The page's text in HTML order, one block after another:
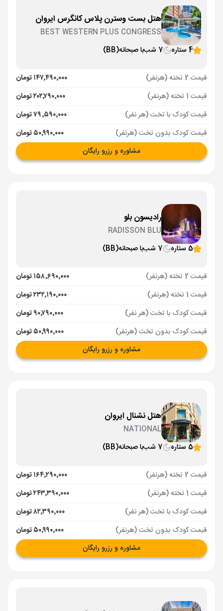
هتل بست وسترن پلاس کانگرس ایروان
BEST WESTERN PLUS CONGRESS
4 ستاره
7 شب با صبحانه(BB)
قیمت 2 تخته (هرنفر)
۱۴۷٬۴۹۰٬۰۰۰ تومان
قیمت 1 تخته (هرنفر)
۲۰۲٬۷۹۰٬۰۰۰ تومان
قیمت کودک با تخت (هر نفر)
۷۹٬۵۹۰٬۰۰۰ تومان
قیمت کودک بدون تخت (هرنفر)
۵۰٬۹۹۰٬۰۰۰ تومان
مشاوره و رزرو رایگان
رادیسون بلو
RADISSON BLU
5 ستاره
7 شب با صبحانه(BB)
قیمت 2 تخته (هرنفر)
۱۵۸٬۶۹۰٬۰۰۰ تومان
قیمت 1 تخته (هرنفر)
۲۳۲٬۱۹۰٬۰۰۰ تومان
قیمت کودک با تخت (هر نفر)
۹۰٬۷۹۰٬۰۰۰ تومان
قیمت کودک بدون تخت (هرنفر)
۵۰٬۹۹۰٬۰۰۰ تومان
مشاوره و رزرو رایگان
هتل نشنال ایروان
NATIONAL
5 ستاره
7 شب با صبحانه(BB)
قیمت 2 تخته (هرنفر)
۱۶۴٬۲۹۰٬۰۰۰ تومان
قیمت 1 تخته (هرنفر)
۲۴۳٬۳۹۰٬۰۰۰ تومان
قیمت کودک با تخت (هر نفر)
۸۲٬۳۹۰٬۰۰۰ تومان
قیمت کودک بدون تخت (هرنفر)
۵۰٬۹۹۰٬۰۰۰ تومان
مشاوره و رزرو رایگان